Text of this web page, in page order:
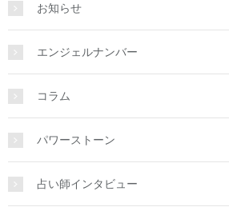
お知らせ
エンジェルナンバー
コラム
パワーストーン
占い師インタビュー